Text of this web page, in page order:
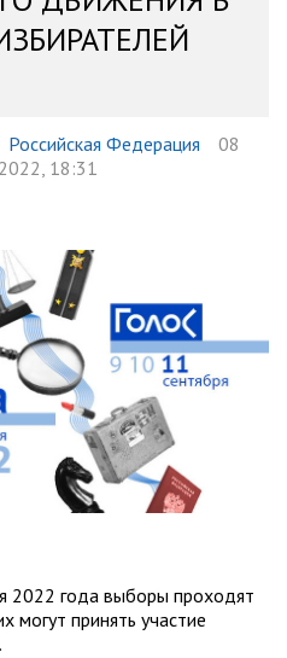
Российская Федерация
08
18:31
2022 года выборы проходят
могут принять участие